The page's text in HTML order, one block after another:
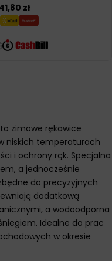
zł
zimowe rękawice
niskich temperaturach
i ochrony rąk. Specjalna
a jednocześnie
do precyzyjnych
dodatkową
a wodoodporna
Idealne do prac
w okresie